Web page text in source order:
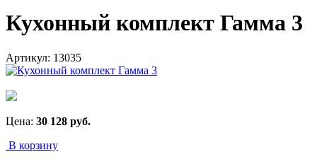
Кухонный комплект Гамма 3
Артикул: 13035
Цена: 30 128 руб.
В корзину